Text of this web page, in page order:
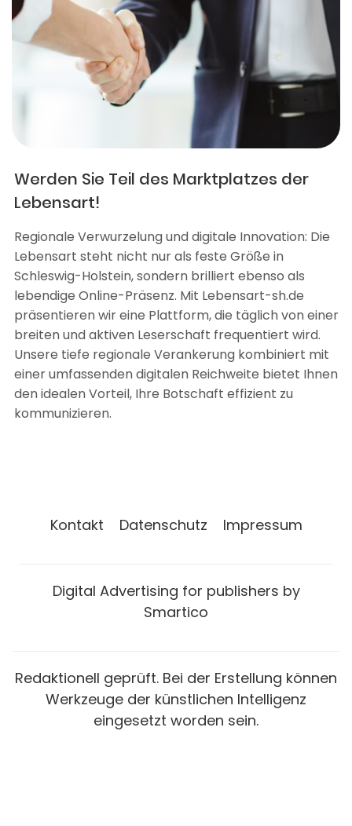
Werden Sie Teil des Marktplatzes der
Lebensart!
Regionale Verwurzelung und digitale Innovation: Die
Lebensart steht nicht nur als feste Größe in
Schleswig-Holstein, sondern brilliert ebenso als
lebendige Online-Präsenz. Mit Lebensart-sh.de
präsentieren wir eine Plattform, die täglich von einer
breiten und aktiven Leserschaft frequentiert wird.
Unsere tiefe regionale Verankerung kombiniert mit
einer umfassenden digitalen Reichweite bietet Ihnen
den idealen Vorteil, Ihre Botschaft effizient zu
kommunizieren.
Kontakt Datenschutz Impressum
Digital Advertising for publishers by
Smartico
Redaktionell geprüft. Bei der Erstellung können
Werkzeuge der künstlichen Intelligenz
eingesetzt worden sein.